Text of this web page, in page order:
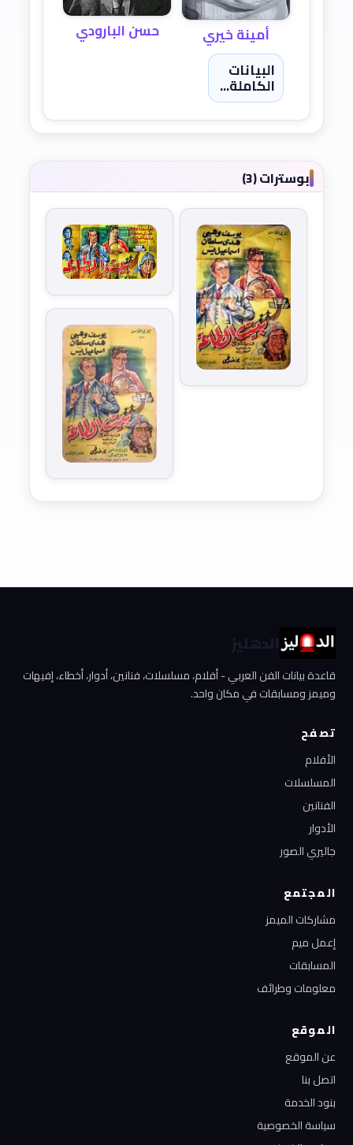
أمينة خيري
حسن البارودي
البيانات
الكاملة...
بوسترات (3)
الدهليز
قاعدة بيانات الفن العربي - أفلام، مسلسلات، فنانين، أدوار، أخطاء، إفيهات
وميمز ومسابقات في مكان واحد.
تصفح
الأفلام
المسلسلات
الفنانين
الأدوار
جاليري الصور
المجتمع
مشاركات الميمز
إعمل ميم
المسابقات
معلومات وطرائف
الموقع
عن الموقع
اتصل بنا
بنود الخدمة
سياسة الخصوصية